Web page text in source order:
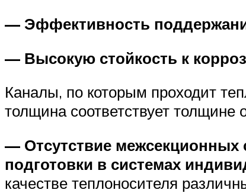
— Эффективность
— Высокую стойкость к
Каналы, по которым проходит
толщина соответствует
— Отсутствие межсекционных
подготовки в системах
качестве теплоносителя